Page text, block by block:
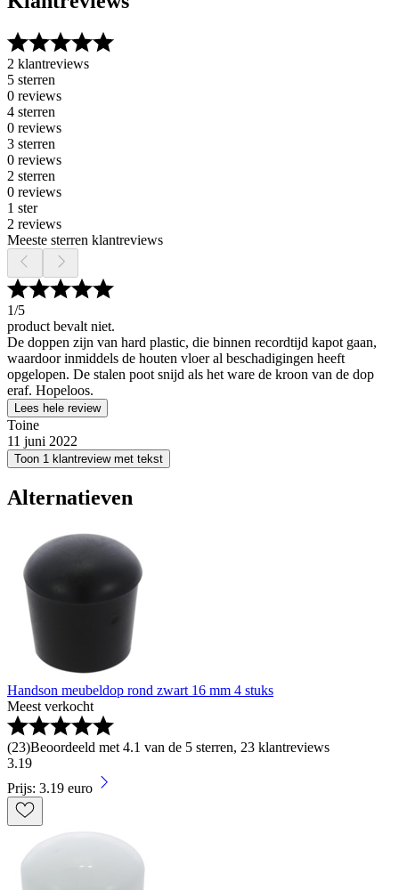
2 klantreviews
5 sterren
0 reviews
4 sterren
0 reviews
3 sterren
0 reviews
2 sterren
0 reviews
1 ster
2 reviews
Meeste sterren klantreviews
1/5
product bevalt niet.
De doppen zijn van hard plastic, die binnen recordtijd kapot gaan,
waardoor inmiddels de houten vloer al beschadigingen heeft
opgelopen. De stalen poot snijd als het ware de kroon van de dop
eraf. Hopeloos.
Lees hele review
Toine
11 juni 2022
Toon 1 klantreview met tekst
Alternatieven
Handson meubeldop rond zwart 16 mm 4 stuks
Meest verkocht
(23)Beoordeeld met 4.1 van de 5 sterren, 23 klantreviews
3.19
Prijs: 3.19 euro